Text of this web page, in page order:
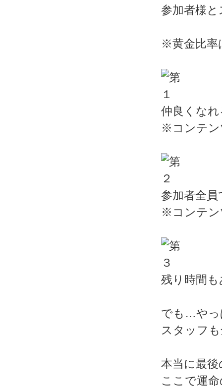
参加者様
※黄金比率
仲良くな
※コンテン
参加者全
※コンテン
残り時間
でも…やっ
スタッフ
本当に最
ここで運